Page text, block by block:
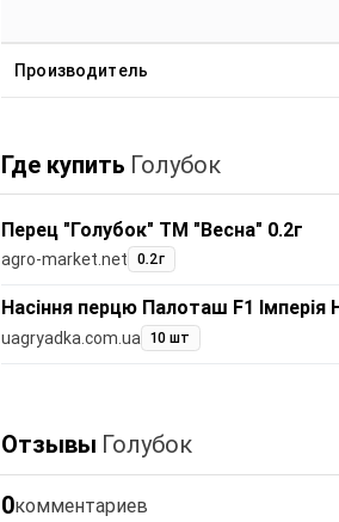
Производитель
Где купить Голубок
Перец "Голубок" ТМ "Весна" 0.2г
agro-market.net 0.2г
Насіння перцю Палоташ F1 Імперія
uagryadka.com.ua 10 шт
Отзывы Голубок
0комментариев